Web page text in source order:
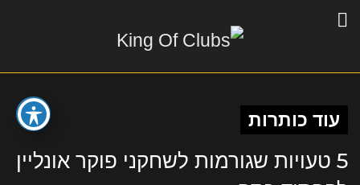
עוד כותרות
5 טעויות שגורמות לשחקני פוקר אונליין